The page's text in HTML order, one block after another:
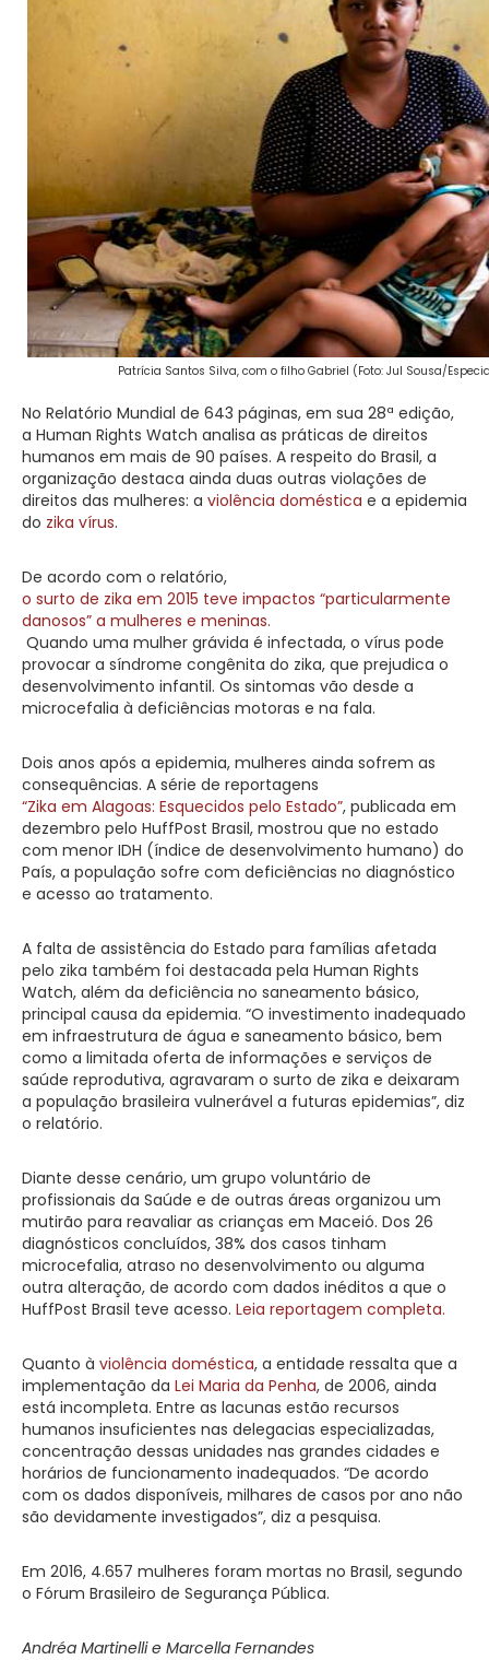
Patrícia Santos Silva, com o filho Gabriel (Foto: Jul Sousa/
No Relatório Mundial de 643 páginas, em sua 28ª edição,
a Human Rights Watch analisa as práticas de direitos
humanos em mais de 90 países. A respeito do Brasil, a
organização destaca ainda duas outras violações de
direitos das mulheres: a violência doméstica e a epidemia
do zika vírus.
De acordo com o relatório,
o surto de zika em 2015 teve impactos “particularmente
danosos” a mulheres e meninas.
Quando uma mulher grávida é infectada, o vírus pode
provocar a síndrome congênita do zika, que prejudica o
desenvolvimento infantil. Os sintomas vão desde a
microcefalia à deficiências motoras e na fala.
Dois anos após a epidemia, mulheres ainda sofrem as
consequências. A série de reportagens
“Zika em Alagoas: Esquecidos pelo Estado”, publicada em
dezembro pelo HuffPost Brasil, mostrou que no estado
com menor IDH (índice de desenvolvimento humano) do
País, a população sofre com deficiências no diagnóstico
e acesso ao tratamento.
A falta de assistência do Estado para famílias afetada
pelo zika também foi destacada pela Human Rights
Watch, além da deficiência no saneamento básico,
principal causa da epidemia. “O investimento inadequado
em infraestrutura de água e saneamento básico, bem
como a limitada oferta de informações e serviços de
saúde reprodutiva, agravaram o surto de zika e deixaram
a população brasileira vulnerável a futuras epidemias”, diz
o relatório.
Diante desse cenário, um grupo voluntário de
profissionais da Saúde e de outras áreas organizou um
mutirão para reavaliar as crianças em Maceió. Dos 26
diagnósticos concluídos, 38% dos casos tinham
microcefalia, atraso no desenvolvimento ou alguma
outra alteração, de acordo com dados inéditos a que o
HuffPost Brasil teve acesso. Leia reportagem completa.
Quanto à violência doméstica, a entidade ressalta que a
implementação da Lei Maria da Penha, de 2006, ainda
está incompleta. Entre as lacunas estão recursos
humanos insuficientes nas delegacias especializadas,
concentração dessas unidades nas grandes cidades e
horários de funcionamento inadequados. “De acordo
com os dados disponíveis, milhares de casos por ano não
são devidamente investigados”, diz a pesquisa.
Em 2016, 4.657 mulheres foram mortas no Brasil, segundo
o Fórum Brasileiro de Segurança Pública.
Andréa Martinelli e Marcella Fernandes